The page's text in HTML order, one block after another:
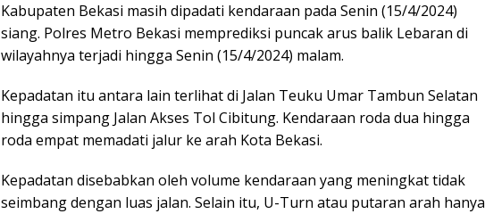
Kabupaten Bekasi masih dipadati kendaraan pada Senin (15/4/2024)
siang. Polres Metro Bekasi memprediksi puncak arus balik Lebaran di
wilayahnya terjadi hingga Senin (15/4/2024) malam.
Kepadatan itu antara lain terlihat di Jalan Teuku Umar Tambun Selatan
hingga simpang Jalan Akses Tol Cibitung. Kendaraan roda dua hingga
roda empat memadati jalur ke arah Kota Bekasi.
Kepadatan disebabkan oleh volume kendaraan yang meningkat tidak
seimbang dengan luas jalan. Selain itu, U-Turn atau putaran arah hanya